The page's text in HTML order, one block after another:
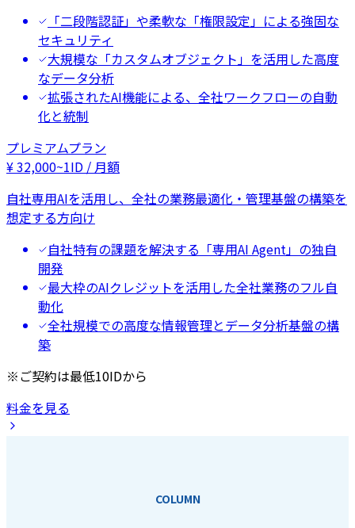
「二段階認証」や柔軟な「権限設定」による強固な
セキュリティ
大規模な「カスタムオブジェクト」を活用した高度
なデータ分析
拡張されたAI機能による、全社ワークフローの自動
化と統制
プレミアムプラン
¥32,000~1ID / 月額
自社専用AIを活用し、全社の業務最適化・管理基盤の構築を
想定する方向け
自社特有の課題を解決する「専用AI Agent」の独自
開発
最大枠のAIクレジットを活用した全社業務のフル自
動化
全社規模での高度な情報管理とデータ分析基盤の構
築
※ご契約は最低10IDから
料金を見る
COLUMN